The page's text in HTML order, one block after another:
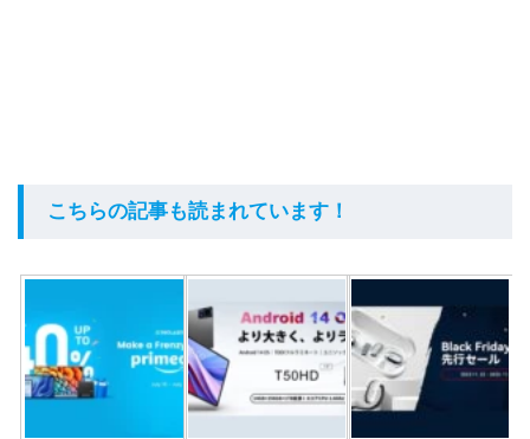
こちらの記事も読まれています！